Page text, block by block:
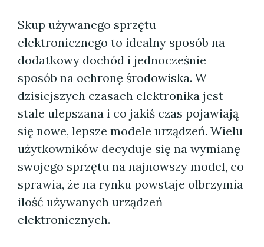
Skup używanego sprzętu
elektronicznego to idealny sposób na
dodatkowy dochód i jednocześnie
sposób na ochronę środowiska. W
dzisiejszych czasach elektronika jest
stale ulepszana i co jakiś czas pojawiają
się nowe, lepsze modele urządzeń. Wielu
użytkowników decyduje się na wymianę
swojego sprzętu na najnowszy model, co
sprawia, że na rynku powstaje olbrzymia
ilość używanych urządzeń
elektronicznych.